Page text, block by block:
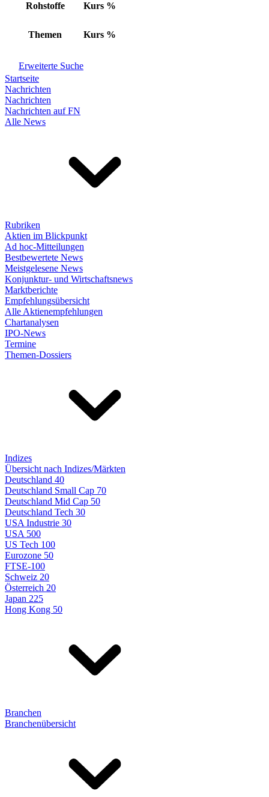
Rohstoffe Kurs %
Themen Kurs %
Erweiterte Suche
Startseite
Nachrichten
Nachrichten
Nachrichten auf FN
Alle News
Rubriken
Aktien im Blickpunkt
Ad hoc-Mitteilungen
Bestbewertete News
Meistgelesene News
Konjunktur- und Wirtschaftsnews
Marktberichte
Empfehlungsübersicht
Alle Aktienempfehlungen
Chartanalysen
IPO-News
Termine
Themen-Dossiers
Indizes
Übersicht nach Indizes/Märkten
Deutschland 40
Deutschland Small Cap 70
Deutschland Mid Cap 50
Deutschland Tech 30
USA Industrie 30
USA 500
US Tech 100
Eurozone 50
FTSE-100
Schweiz 20
Österreich 20
Japan 225
Hong Kong 50
Branchen
Branchenübersicht